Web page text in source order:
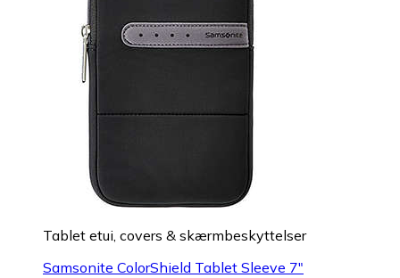
Tablet etui, covers & skærmbeskyttelser
Samsonite ColorShield Tablet Sleeve 7"